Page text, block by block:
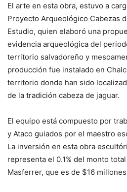
El arte en esta obra, estuvo a
Proyecto Arqueológico Cabezas
Estudio, quien elaboró una
evidencia arqueológica del
territorio salvadoreño y
producción fue instalado en
territorio donde han sido
de la tradición cabeza de jaguar.
El equipo está compuesto por
y Ataco guiados por el maestro
La inversión en esta obra
representa el 0.1% del monto
Masferrer, que es de $16